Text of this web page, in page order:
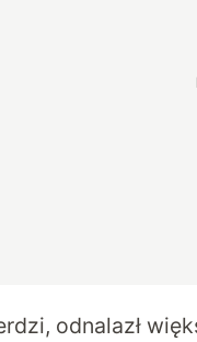
odnalazł